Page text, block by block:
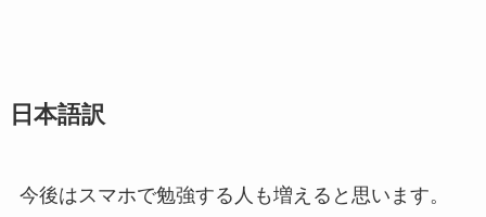
日本語訳
今後はスマホで勉強する人も増えると思います。